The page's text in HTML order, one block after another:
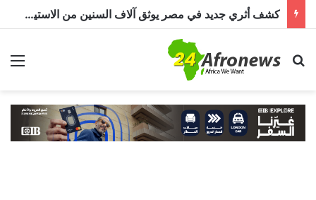
كشف أثري جديد في مصر يوثق آلاف السنين من الاستيطان البشري.. اكتشاف جبانة من عصر ما قبل الأسرات حتى العصرين اليوناني والروماني
بحث عن